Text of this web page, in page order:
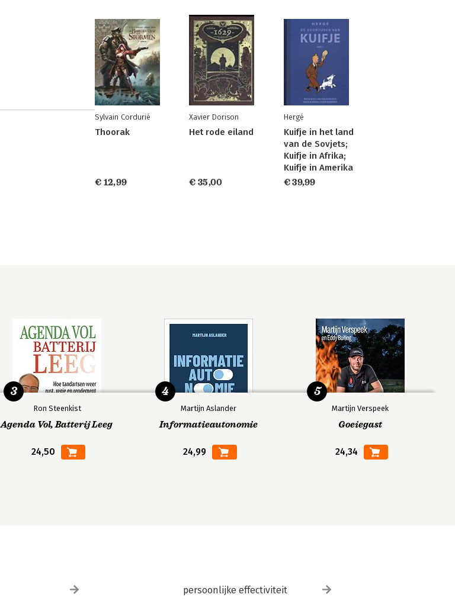
Sylvain Cordurié
Thoorak
€ 12,99
Xavier Dorison
Het rode eiland
€ 35,00
Hergé
Kuifje in het land
van de Sovjets;
Kuifje in Afrika;
Kuifje in Amerika
€ 39,99
Ron Steenkist
Agenda Vol, Batterij Leeg
24,50
3
Martijn Aslander
Informatieautonomie
24,99
4
Martijn Verspeek
Goeiegast
24,34
5
persoonlijke effectiviteit